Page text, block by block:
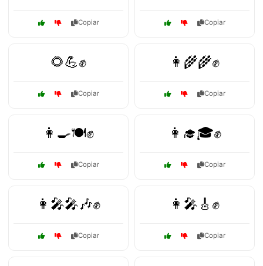
Copiar Copiar
🌻💪✊
Copiar
👩‍🌾🌾✊
Copiar
👩‍🍳🍽️✊
Copiar
👩‍🎓🎓✊
Copiar
👩‍🎤🎤🎶✊
Copiar
👩‍🎤🎸✊
Copiar